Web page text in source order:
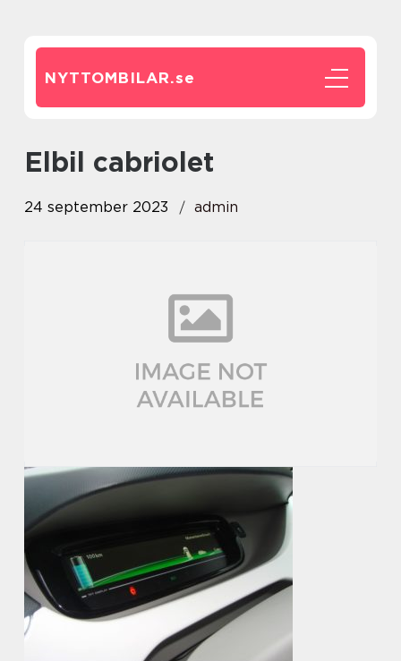
NYTTOMBILAR.se
elbil cabriolet
24 september 2023 admin